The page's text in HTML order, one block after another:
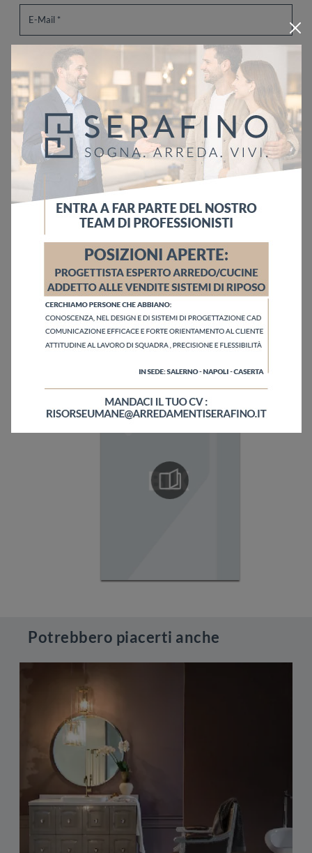
Sfoglia i cataloghi
Ho letto l'informativa sullaPrivacy Policy
Invia
Potrebbero piacerti anche